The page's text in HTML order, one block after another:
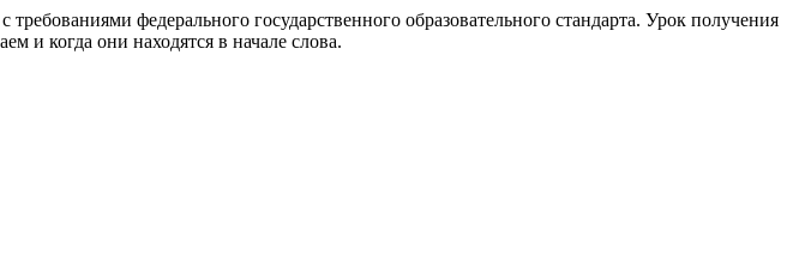
федерального государственного образовательного стандарта. Урок получения
и когда они находятся в начале слова.